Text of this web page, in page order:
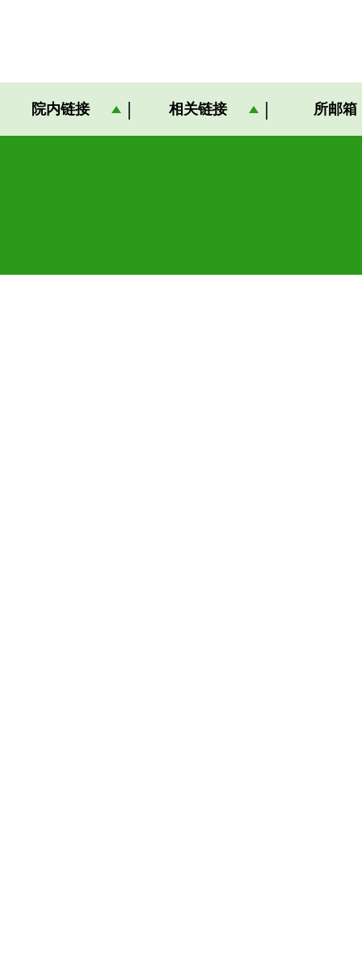
院内链接 相关链接 所邮箱